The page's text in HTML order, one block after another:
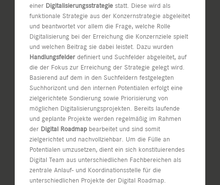
einer Digitalisierungsstrategie statt. Diese wird als
funktionale Strategie aus der Konzernstrategie abgeleitet
und beantwortet vor allem die Frage, welche Rolle
Digitalisierung bei der Erreichung die Konzernziele spielt
und welchen Beitrag sie dabei leistet. Dazu wurden
Handlungsfelder definiert und Suchfelder abgeleitet, auf
die der Fokus zur Erreichung der Strategie gelegt wird.
Basierend auf dem in den Suchfeldern festgelegten
Suchhorizont und den internen Potentialen erfolgt eine
zielgerichtete Sondierung sowie Priorisierung von
möglichen Digitalisierungsprojekten. Bereits laufende
und geplante Projekte werden regelmäßig im Rahmen
der Digital Roadmap bearbeitet und sind somit
zielgerichtet und nachvollziehbar. Um die Fülle an
Potentialen umzusetzen, dient ein sich konstituierendes
Digital Team aus unterschiedlichen Fachbereichen als
zentrale Anlauf- und Koordinationsstelle für die
unterschiedlichen Projekte der Digital Roadmap.